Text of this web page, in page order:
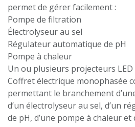
permet de gérer facilement :
Pompe de filtration
Électrolyseur au sel
Régulateur automatique de pH
Pompe à chaleur
Un ou plusieurs projecteurs LED
Coffret électrique monophasée
permettant le branchement
d’un électrolyseur au sel, d’un
de pH, d’une pompe à chaleur et